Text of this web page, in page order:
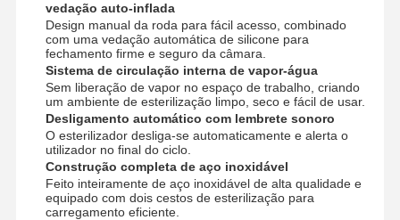
vedação auto-inflada
Design manual da roda para fácil acesso, combinado
com uma vedação automática de silicone para
fechamento firme e seguro da câmara.
Sistema de circulação interna de vapor-água
Sem liberação de vapor no espaço de trabalho, criando
um ambiente de esterilização limpo, seco e fácil de usar.
Desligamento automático com lembrete sonoro
O esterilizador desliga-se automaticamente e alerta o
utilizador no final do ciclo.
Construção completa de aço inoxidável
Feito inteiramente de aço inoxidável de alta qualidade e
equipado com dois cestos de esterilização para
carregamento eficiente.